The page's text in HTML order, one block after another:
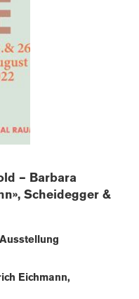
– Barbara
Scheidegger &
Eichmann,